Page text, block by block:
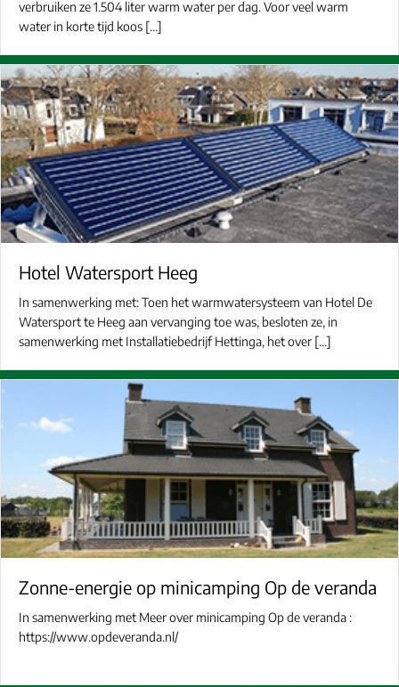
verbruiken ze 1.504 liter warm water per dag. Voor veel warm
water in korte tijd koos […]
Hotel Watersport Heeg
In samenwerking met: Toen het warmwatersysteem van Hotel De
Watersport te Heeg aan vervanging toe was, besloten ze, in
samenwerking met Installatiebedrijf Hettinga, het over […]
Zonne-energie op minicamping Op de veranda
In samenwerking met Meer over minicamping Op de veranda :
https://www.opdeveranda.nl/